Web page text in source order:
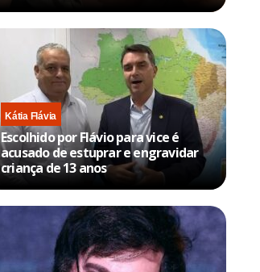
Kátia Flávia
Escolhido por Flávio para vice é
acusado de estuprar e engravidar
criança de 13 anos